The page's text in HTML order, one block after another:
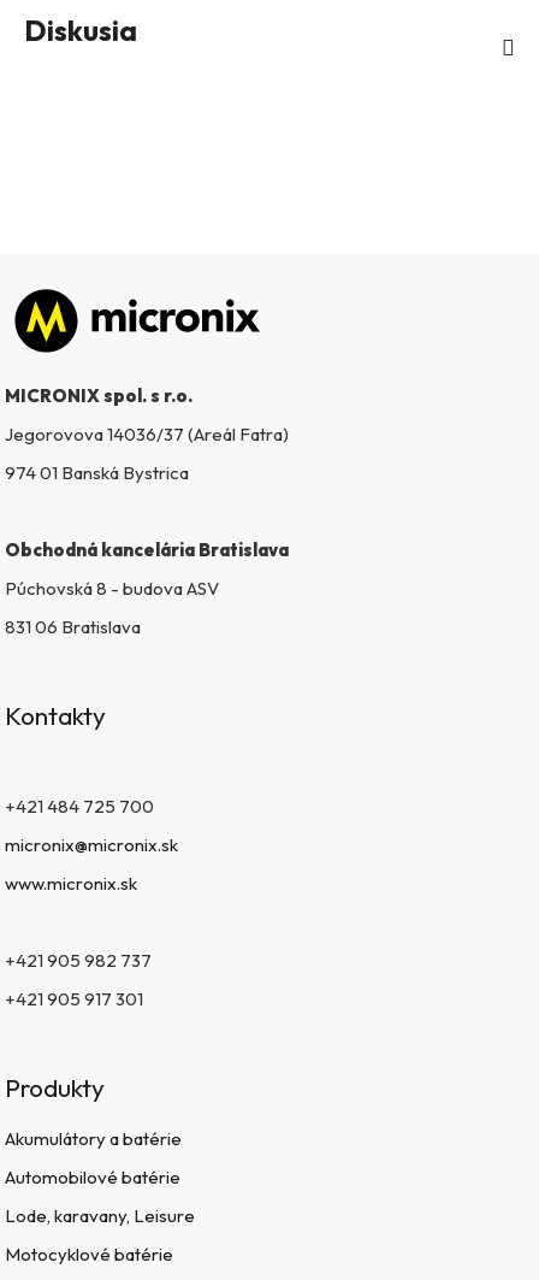
Diskusia
Zápätie
MICRONIX spol. s r.o.
Jegorovova 14036/37 (Areál Fatra)
974 01 Banská Bystrica
Obchodná kancelária Bratislava
Púchovská 8 - budova ASV
831 06 Bratislava
Kontakty
+421 484 725 700
micronix@micronix.sk
www.micronix.sk
+421 905 982 737
+421 905 917 301
Produkty
Akumulátory a batérie
Automobilové batérie
Lode, karavany, Leisure
Motocyklové batérie